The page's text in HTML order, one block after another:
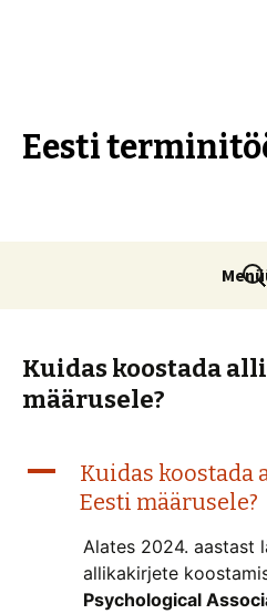
Eesti
Kuidas koostada
määrusele?
A
Kuidas
Eesti määrusele?
Alates 2024. aastast
allikakirjete
Psychological